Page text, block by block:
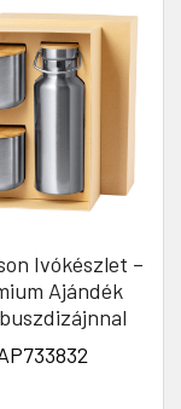
Ivókészlet –
Ajándék